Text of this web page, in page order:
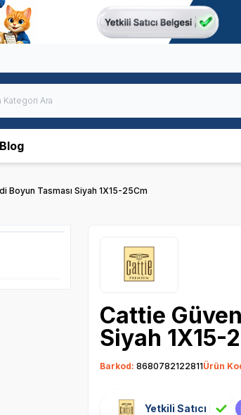
Blog
Boyun Tasması Siyah 1X15-25Cm
Cattie
Siyah 1X15-
Barkod: 8680782122811Ürün
Yetkili Satıcı